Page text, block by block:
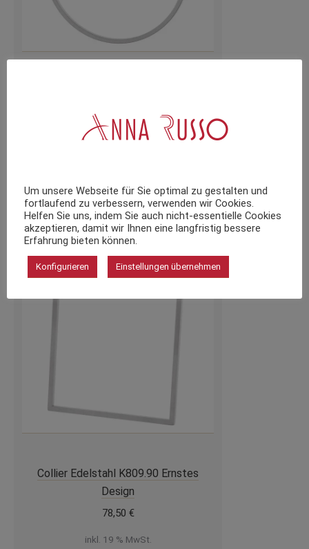
78,50 €
zzgl. Versandkosten
Collier Edelstahl K809.90 Ernstes
Design
78,50 €
inkl. 19 % MwSt.
Um unsere Webseite für Sie optimal zu gestalten und
fortlaufend zu verbessern, verwenden wir Cookies.
Helfen Sie uns, indem Sie auch nicht-essentielle Cookies
akzeptieren, damit wir Ihnen eine langfristig bessere
Erfahrung bieten können.
Konfigurieren Einstellungen übernehmen